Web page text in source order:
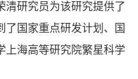
清研究员为该研究提供了
了国家重点研发计划、国
上海高等研究院繁星科学